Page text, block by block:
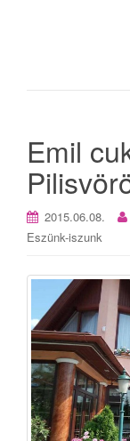
Emil
2015.06.08.
Eszünk-iszunk